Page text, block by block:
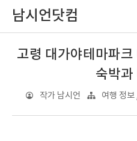
남시언닷컴
고령 대가야테마파
숙박과
작가 남시언 여행 정보